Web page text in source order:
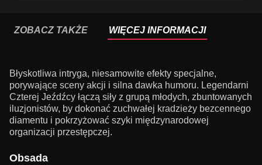
ZOBACZ TAKŻE WIĘCEJ INFORMACJI
Błyskotliwa intryga, niesamowite efekty specjalne,
porywające sceny akcji i silna dawka humoru. Legendarni
Czterej Jeźdźcy łączą siły z grupą młodych, zbuntowanych
iluzjonistów, by dokonać zuchwałej kradzieży bezcennego
diamentu i pokrzyżować szyki międzynarodowej
organizacji przestępczej.
Obsada